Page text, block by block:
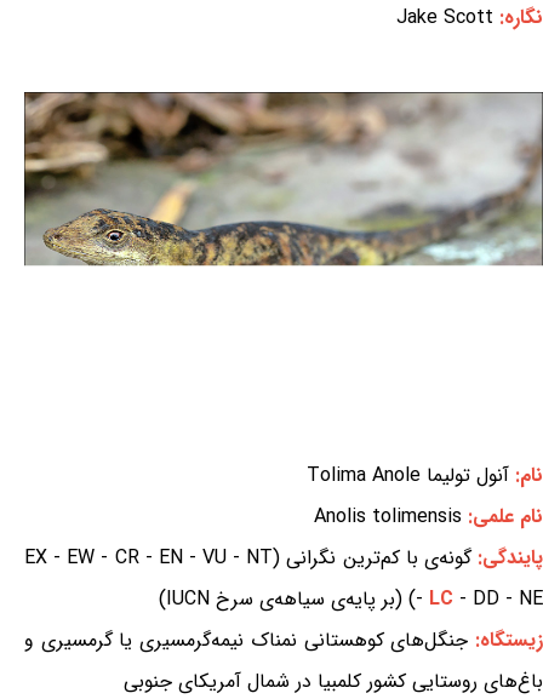
نگاره: Jake Scott
نام: آنول تولیما Tolima Anole
نام علمی: Anolis tolimensis
پایندگی:
گونه‌ی با کم‌ترین نگرانی (EX - EW - CR - EN - VU - NT
- LC - DD - NE) (بر پایه‌ی سیاهه‌ی سرخ IUCN)
زیستگاه: جنگل‌های کوهستانی نمناک نیمه‌گرمسیری یا گرمسیری و
باغ‌های روستایی کشور کلمبیا در شمال آمریکای جنوبی